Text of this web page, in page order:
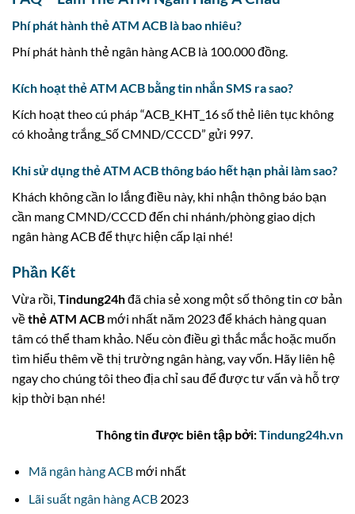
Phí phát hành thẻ ATM ACB là bao nhiêu?
Phí phát hành thẻ ngân hàng ACB là 100.000 đồng.
Kích hoạt thẻ ATM ACB bằng tin nhắn SMS ra sao?
Kích hoạt theo cú pháp “ACB_KHT_16 số thẻ liên tục không
có khoảng trắng_Số CMND/CCCD” gửi 997.
Khi sử dụng thẻ ATM ACB thông báo hết hạn phải làm sao?
Khách không cần lo lắng điều này, khi nhận thông báo bạn
cần mang CMND/CCCD đến chi nhánh/phòng giao dịch
ngân hàng ACB để thực hiện cấp lại nhé!
Phần Kết
Vừa rồi,Tindung24hđã chia sẻ xong một số thông tin cơ bản
vềthẻ ATM ACB mới nhất năm 2023 để khách hàng quan
tâm có thể tham khảo. Nếu còn điều gì thắc mắc hoặc muốn
tìm hiểu thêm về thị trường ngân hàng, vay vốn. Hãy liên hệ
ngay cho chúng tôi theo địa chỉ sau để được tư vấn và hỗ trợ
kịp thời bạn nhé!
Thông tin được biên tập bởi:Tindung24h.vn
Mã ngân hàng ACBmới nhất
Lãi suất ngân hàng ACB2023